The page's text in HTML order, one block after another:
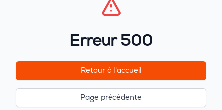
Erreur 500
Retour à l'accueil
Page précédente